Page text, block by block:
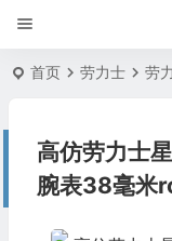
首页 劳力士 劳
高仿劳力士
腕表38毫米